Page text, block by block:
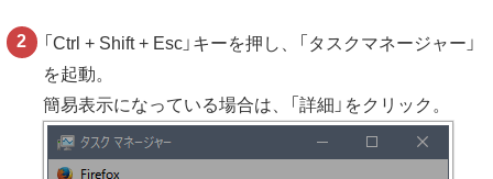
「Ctrl + Shift + Esc」キーを押し、「タスクマネージャー」
を起動。
簡易表示になっている場合は、「詳細」をクリック。